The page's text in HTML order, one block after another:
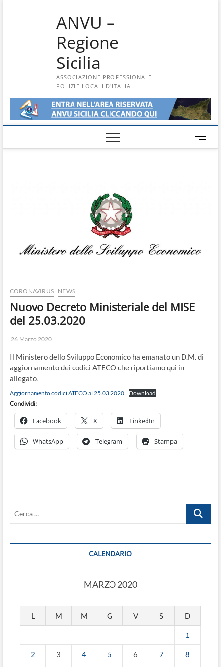
ANVU –
Regione
Sicilia
ASSOCIAZIONE PROFESSIONALE
POLIZIE LOCALI D'ITALIA
M
e
CORONAVIRUS NEWS
Nuovo Decreto Ministeriale del MISE
del 25.03.2020
26 Marzo 2020
Il Ministero dello Sviluppo Economico ha emanato un D.M. di
aggiornamento dei codici ATECO che riportiamo qui in
allegato.
Aggiornamento codici ATECO al 25.03.2020 Download
Condividi:
Facebook X LinkedIn
WhatsApp Telegram Stampa
Cerca
CALENDARIO
MARZO 2020
L M M G V S D
1
2 3 4 5 6 7 8